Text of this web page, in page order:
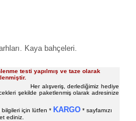
Kaya bahçeleri.
testi yapılmış ve taze olarak
hediye
şekilde paketlenmiş olarak adresinize
bilgileri için lütfen * KARGO * sayfamızı
ediniz.